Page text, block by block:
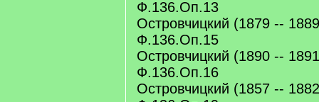
Ф.136.Оп.13
Островчицкий (1879 --
Ф.136.Оп.15
Островчицкий (1890 --
Ф.136.Оп.16
Островчицкий (1857 --